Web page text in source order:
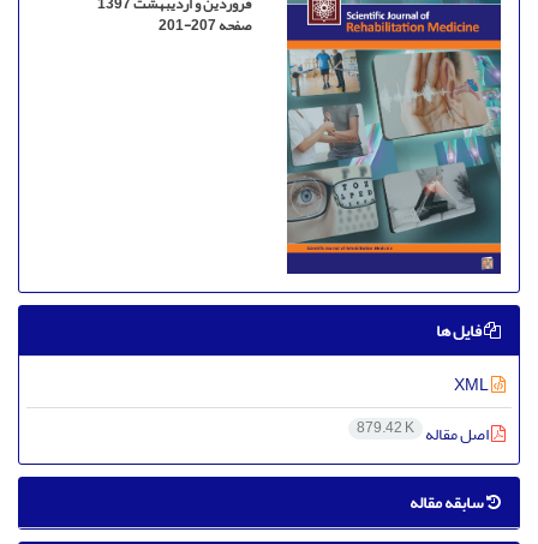
صفحه201-207
فایل ها
اصل مقاله 879.42 K
سابقه مقاله